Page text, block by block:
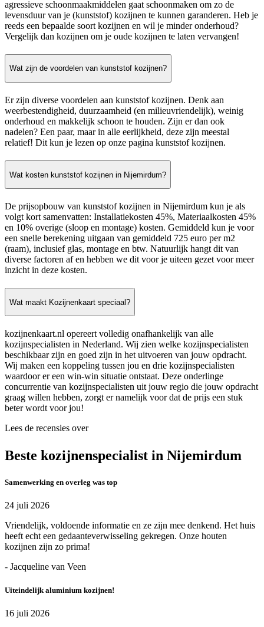
agressieve schoonmaakmiddelen gaat schoonmaken om zo de
levensduur van je (kunststof) kozijnen te kunnen garanderen. Heb je
reeds een bepaalde soort kozijnen en wil je minder onderhoud?
Vergelijk dan kozijnen om je oude kozijnen te laten vervangen!
Wat zijn de voordelen van kunststof kozijnen?
Er zijn diverse voordelen aan kunststof kozijnen. Denk aan
weerbestendigheid, duurzaamheid (en milieuvriendelijk), weinig
onderhoud en makkelijk schoon te houden. Zijn er dan ook
nadelen? Een paar, maar in alle eerlijkheid, deze zijn meestal
relatief! Dit kun je lezen op onze pagina kunststof kozijnen.
Wat kosten kunststof kozijnen in Nijemirdum?
De prijsopbouw van kunststof kozijnen in Nijemirdum kun je als
volgt kort samenvatten: Installatiekosten 45%, Materiaalkosten 45%
en 10% overige (sloop en montage) kosten. Gemiddeld kun je voor
een snelle berekening uitgaan van gemiddeld 725 euro per m2
(raam), inclusief glas, montage en btw. Natuurlijk hangt dit van
diverse factoren af en hebben we dit voor je uiteen gezet voor meer
inzicht in deze kosten.
Wat maakt Kozijnenkaart speciaal?
kozijnenkaart.nl opereert volledig onafhankelijk van alle
kozijnspecialisten in Nederland. Wij zien welke kozijnspecialisten
beschikbaar zijn en goed zijn in het uitvoeren van jouw opdracht.
Wij maken een koppeling tussen jou en drie kozijnspecialisten
waardoor er een win-win situatie ontstaat. Deze onderlinge
concurrentie van kozijnspecialisten uit jouw regio die jouw opdracht
graag willen hebben, zorgt er namelijk voor dat de prijs een stuk
beter wordt voor jou!
Lees de recensies over
Beste kozijnenspecialist in Nijemirdum
Samenwerking en overleg was top
24 juli 2026
Vriendelijk, voldoende informatie en ze zijn mee denkend. Het huis
heeft echt een gedaanteverwisseling gekregen. Onze houten
kozijnen zijn zo prima!
- Jacqueline van Veen
Uiteindelijk aluminium kozijnen!
16 juli 2026